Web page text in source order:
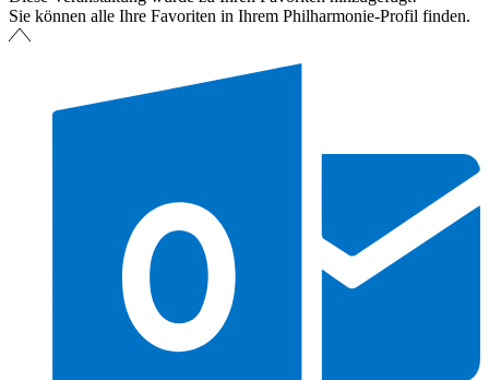
Sie können alle Ihre Favoriten in Ihrem Philharmonie-Profil finden.